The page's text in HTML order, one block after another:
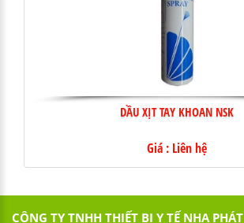
DẦU XỊT TAY KHOAN NSK
Giá : Liên hệ
CÔNG TY TNHH THIẾT BỊ Y TẾ NHA PHÁT